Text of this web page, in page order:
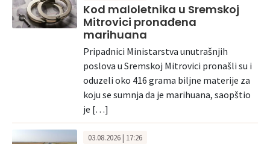
Kod maloletnika u Sremskoj
Mitrovici pronađena
marihuana
Pripadnici Ministarstva unutrašnjih
poslova u Sremskoj Mitrovici pronašli su i
oduzeli oko 416 grama biljne materije za
koju se sumnja da je marihuana, saopštio
je […]
03.08.2026 | 17:26